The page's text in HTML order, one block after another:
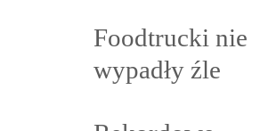
Foodtrucki nie
wypadły źle